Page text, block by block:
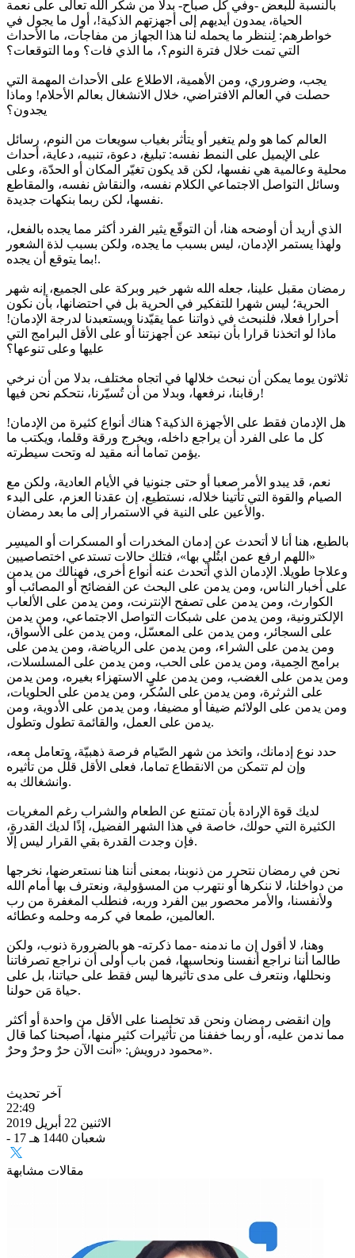
بالنسبة للبعض -وفي كل صباح- بدلا من شكر الله تعالى على نعمة
الحياة، يمدون أيديهم إلى أجهزتهم الذكية!، أول ما يجول في
خواطرهم: لِننظر ما يحمله لنا هذا الجهاز من مفاجآت، ما الأحداث
التي تمت خلال فترة النوم؟، ما الذي فات؟ وما التوقعات؟
يجب، وضروري، ومن الأهمية، الاطلاع على الأحداث المهمة التي
حصلت في العالم الافتراضي، خلال الانشغال بعالم الأحلام! وماذا
يجدون؟
العالم كما هو ولم يتغير أو يتأثر بغياب سويعات من النوم، رسائل
على الإيميل على النمط نفسه: تبليغ، دعوة، تنبيه، دعاية، أحداث
محلية وعالمية هي نفسها، لكن قد يكون تغيّر المكان أو الحدّة، وعلى
وسائل التواصل الاجتماعي الكلام نفسه، والنقاش نفسه، والمقاطع
نفسها، لكن ربما بنكهات جديدة.
الذي أريد أن أوضحه هنا، أن التوقّع يثير الفرد أكثر مما يجده بالفعل،
ولهذا يستمر الإدمان، ليس بسبب ما يجده، ولكن بسبب لذة الشعور
بما يتوقع أن يجده!.
رمضان مقبل علينا، جعله الله شهر خير وبركة على الجميع، إنه شهر
الحرية؛ ليس شهرا للتفكير في الحرية بل في احتضانها، بأن نكون
أحرارا فعلا، فلنبحث في ذواتنا عما يقيّدنا ويستعبدنا لدرجة الإدمان!
ماذا لو اتخذنا قرارا بأن نبتعد عن أجهزتنا أو على الأقل البرامج التي
عليها وعلى تنوعها؟
ثلاثون يوما يمكن أن نبحث خلالها في اتجاه مختلف، بدلا من أن نرخي
رقابنا، نرفعها، وبدلا من أن تُسيّرنا، نتحكم نحن فيها!
هل الإدمان فقط على الأجهزة الذكية؟ هناك أنواع كثيرة من الإدمان!
كل ما على الفرد أن يراجع داخله، ويخرج ورقة وقلما، ويكتب ما
يؤمن تماما أنه مقيد له وتحت سيطرته.
نعم، قد يبدو الأمر صعبا أو حتى جنونيا في الأيام العادية، ولكن مع
الصيام والقوة التي تأتينا خلاله، نستطيع، إن عقدنا العزم، على البدء
والأعين على النية في الاستمرار إلى ما بعد رمضان.
بالطبع، هنا أنا لا أتحدث عن إدمان المخدرات أو المسكرات أو الميسِر
«اللهم ارفع عمن ابتُلي بها»، فتلك حالات تستدعي اختصاصيين
وعلاجا طويلا. الإدمان الذي أتحدث عنه أنواع أخرى، فهنالك من يدمن
على أخبار الناس، ومن يدمن على البحث عن الفضائح أو المصائب أو
الكوارث، ومن يدمن على تصفح الإنترنت، ومن يدمن على الألعاب
الإلكترونية، ومن يدمن على شبكات التواصل الاجتماعي، ومن يدمن
على السجائر، ومن يدمن على المعسّل، ومن يدمن على الأسواق،
ومن يدمن على الشراء، ومن يدمن على الرياضة، ومن يدمن على
برامج الحِمية، ومن يدمن على الحب، ومن يدمن على المسلسلات،
ومن يدمن على الغضب، ومن يدمن على الاستهزاء بغيره، ومن يدمن
على الثرثرة، ومن يدمن على السُكَّر، ومن يدمن على الحلويات،
ومن يدمن على الولائم ضيفا أو مضيفا، ومن يدمن على الأدوية، ومن
يدمن على العمل، والقائمة تطول وتطول.
حدد نوع إدمانك، واتخذ من شهر الصّيام فرصة ذهبيّة، وتعامل معه،
وإن لم تتمكن من الانقطاع تماما، فعلى الأقل قلّل من تأثيره
وانشغالك به.
لديك قوة الإرادة بأن تمتنع عن الطعام والشراب رغم المغريات
الكثيرة التي حولك، خاصة في هذا الشهر الفضيل، إذًا لديك القدرة،
فإن وجدت القدرة بقي القرار ليس إلّا.
نحن في رمضان نتحرر من ذنوبنا، بمعنى أننا هنا نستعرضها، نخرجها
من دواخلنا، لا ننكرها أو نتهرب من المسؤولية، ونعترف بها أمام الله
ولأنفسنا، والأمر محصور بين الفرد وربه، فنطلب المغفرة من رب
العالمين، طمعا في كرمه وحلمه وعطائه.
وهنا، لا أقول إن ما ندمنه -مما ذكرته- هو بالضرورة ذنوب، ولكن
طالما أننا نراجع أنفسنا ونحاسبها، فمن باب أولى أن نراجع تصرفاتنا
ونحللها، ونتعرف على مدى تأثيرها ليس فقط على حياتنا، بل على
حياة مَن حولنا.
وإن انقضى رمضان ونحن قد تخلصنا على الأقل من واحدة أو أكثر
مما ندمن عليه، أو ربما خففنا من تأثيرات كثير منها، أصبحنا كما قال
محمود درويش: «أنت الآن حرٌ وحرٌ وحرٌ».
آخر تحديث
22:49
الاثنين 22 أبريل 2019
- 17 شعبان 1440 هـ
مقالات مشابهة